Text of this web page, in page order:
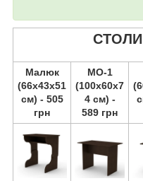
Малюк
(66х43х51
см) - 505
грн
МО-1
(100х60х7
4 см) -
589 грн